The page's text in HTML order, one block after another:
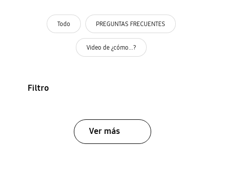
Todo PREGUNTAS FRECUENTES
Video de ¿cómo...?
Filtro
Ver más